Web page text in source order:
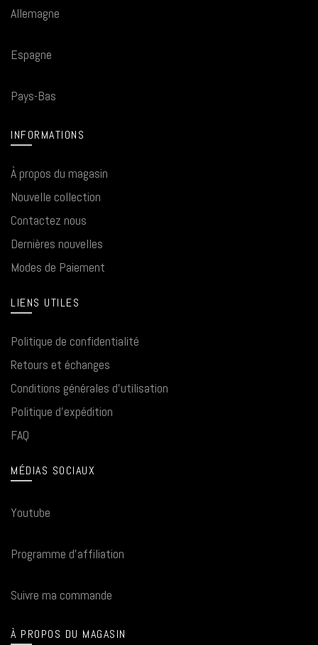
Allemagne
Espagne
Pays-Bas
INFORMATIONS
À propos du magasin
Nouvelle collection
Contactez nous
Dernières nouvelles
Modes de Paiement
LIENS UTILES
Politique de confidentialité
Retours et échanges
Conditions générales d'utilisation
Politique d'expédition
FAQ
MÉDIAS SOCIAUX
Youtube
Programme d'affiliation
Suivre ma commande
À PROPOS DU MAGASIN